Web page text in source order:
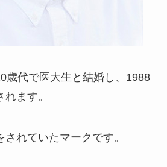
歳代で医大生と結婚し、1988
ます。
れていたマークです。